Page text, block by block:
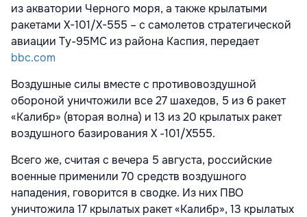
из акватории Черного моря, а также крылатыми
ракетами Х-101/Х-555 – с самолетов стратегической
авиации Ту-95МС из района Каспия, передает
bbc.com
Воздушные силы вместе с противовоздушной
обороной уничтожили все 27 шахедов, 5 из 6 ракет
«Калибр» (вторая волна) и 13 из 20 крылатых ракет
воздушного базирования Х -101/Х555.
Всего же, считая с вечера 5 августа, российские
военные применили 70 средств воздушного
нападения, говорится в сводке. Из них ПВО
уничтожила 17 крылатых ракет «Калибр», 13 крылатых